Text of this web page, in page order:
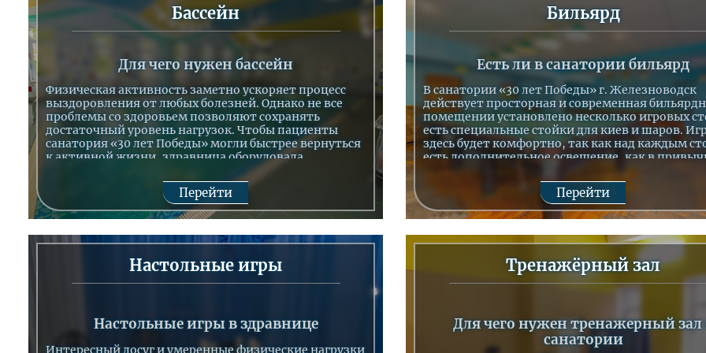
Бассейн
Для чего нужен бассейн
Физическая активность заметно ускоряет процесс
выздоровления от любых болезней. Однако не все
проблемы со здоровьем позволяют сохранять
достаточный уровень нагрузок. Чтобы пациенты
санатория «30 лет Победы» могли быстрее вернуться
к активной жизни, здравница оборудовала
полноценный бассейн. Он находится в одном из
корпусов на 1-м этаже.
Оснащение бассейна в здравнице
которые делают занятия здесь ещё и приятными.
водяной горкой, гейзером, встречным течением и
водяной струей. Также есть специальная зона для
Перейти
Бильярд
Есть ли в санатории бильярд
В санатории «30 лет Победы» г. Железноводск
действует просторная и современная
помещении установлено несколько игровых
есть специальные стойки для киев и шаров.
здесь будет комфортно, так как над каждым
есть дополнительное освещение, как в
заведениях для таких игр.
Положительный эффект от игры
Не стоит недооценивать бильярд – это
игра. В процессе у игроков развивается
движений, тренируется сердечная мышца и
приходит в норму нервная система. Поэтому
вам не рекомендованы активные физические
нагрузки, то бильярд вполне подойдёт для
кровообращения.
Перейти
Настольные игры
Настольные игры в здравнице
Интересный досуг и умеренные физические нагрузки
Тренажёрный зал
Для чего нужен тренажерный зал
санатории